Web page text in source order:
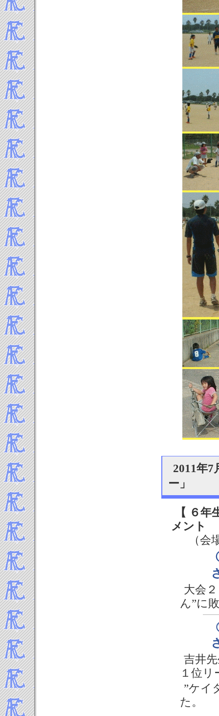
2011年7
ー」
【 ６
メント
（会場
大会
ん”に
吉井
１位
”ケイ
た。